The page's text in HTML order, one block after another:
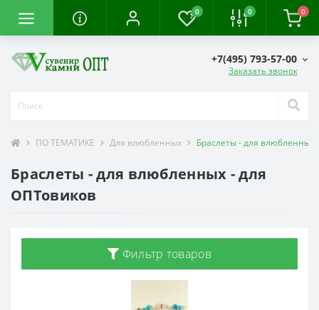
0 0 0
+7(495) 793-57-00
Заказать звонок
ПО ТЕМАТИКЕ Для влюбленных Браслеты - для влюбленных
Браслеты - для влюбленных - для
ОПТовиков
Фильтр товаров